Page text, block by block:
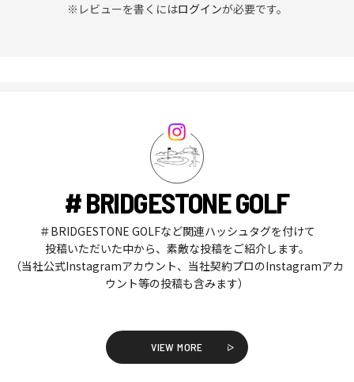
※レビューを書くにはログインが必要です。
# BRIDGESTONE GOLF
＃BRIDGESTONE GOLFなど関連ハッシュタグを付けて
投稿いただいた中から、素敵な投稿をご紹介します。
（当社公式Instagramアカウント、当社契約プロのInstagramアカ
ウント等の投稿も含みます）
VIEW MORE